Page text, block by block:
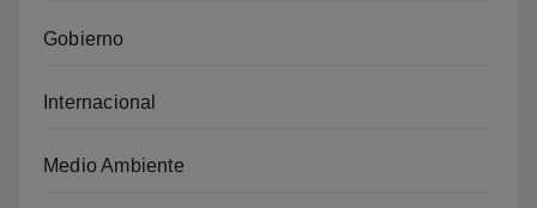
Gobierno
Internacional
Medio Ambiente